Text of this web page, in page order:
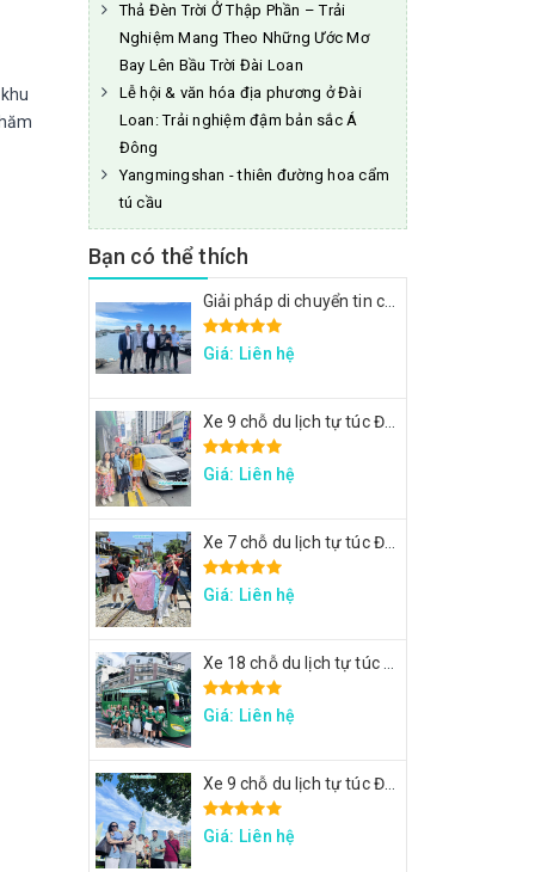
Thả Đèn Trời Ở Thập Phần – Trải
Nghiệm Mang Theo Những Ước Mơ
Bay Lên Bầu Trời Đài Loan
Lễ hội & văn hóa địa phương ở Đài
Loan: Trải nghiệm đậm bản sắc Á
Đông
Yangmingshan - thiên đường hoa cẩm
tú cầu
Bạn có thể thích
Giá: Liên hệ
Giá: Liên hệ
Giá: Liên hệ
Giá: Liên hệ
Giá: Liên hệ